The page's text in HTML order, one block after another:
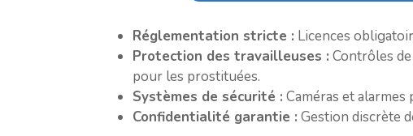
Réglementation stricte : Licences
Protection des travailleuses : Contrôles
pour les prostituées.
Systèmes de sécurité : Caméras et
Confidentialité garantie : Gestion discrète